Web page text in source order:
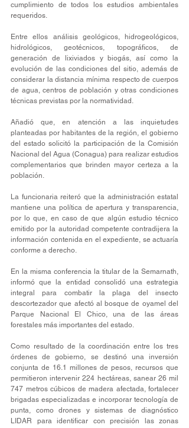
cumplimiento de todos los estudios ambientales
requeridos.
Entre ellos análisis geológicos, hidrogeológicos,
hidrológicos, geotécnicos, topográficos, de
generación de lixiviados y biogás, así como la
evolución de las condiciones del sitio, además de
considerar la distancia mínima respecto de cuerpos
de agua, centros de población y otras condiciones
técnicas previstas por la normatividad.
Añadió que, en atención a las inquietudes
planteadas por habitantes de la región, el gobierno
del estado solicitó la participación de la Comisión
Nacional del Agua (Conagua) para realizar estudios
complementarios que brinden mayor certeza a la
población.
La funcionaria reiteró que la administración estatal
mantiene una política de apertura y transparencia,
por lo que, en caso de que algún estudio técnico
emitido por la autoridad competente contradijera la
información contenida en el expediente, se actuaría
conforme a derecho.
En la misma conferencia la titular de la Semarnath,
informó que la entidad consolidó una estrategia
integral para combatir la plaga del insecto
descortezador que afectó al bosque de oyamel del
Parque Nacional El Chico, una de las áreas
forestales más importantes del estado.
Como resultado de la coordinación entre los tres
órdenes de gobierno, se destinó una inversión
conjunta de 16.1 millones de pesos, recursos que
permitieron intervenir 224 hectáreas, sanear 26 mil
747 metros cúbicos de madera afectada, fortalecer
brigadas especializadas e incorporar tecnología de
punta, como drones y sistemas de diagnóstico
LIDAR para identificar con precisión las zonas